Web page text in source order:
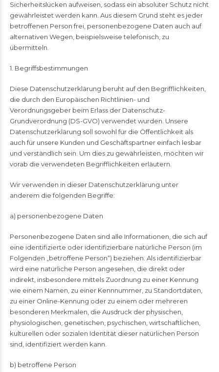
Sicherheitslücken aufweisen, sodass ein absoluter Schutz nicht
gewährleistet werden kann. Aus diesem Grund steht es jeder
betroffenen Person frei, personenbezogene Daten auch auf
alternativen Wegen, beispielsweise telefonisch, zu
übermitteln.
1. Begriffsbestimmungen
Diese Datenschutzerklärung beruht auf den Begrifflichkeiten,
die durch den Europäischen Richtlinien- und
Verordnungsgeber beim Erlass der Datenschutz-
Grundverordnung (DS-GVO) verwendet wurden. Unsere
Datenschutzerklärung soll sowohl für die Öffentlichkeit als
auch für unsere Kunden und Geschäftspartner einfach lesbar
und verständlich sein. Um dies zu gewährleisten, möchten wir
vorab die verwendeten Begrifflichkeiten erläutern.
Wir verwenden in dieser Datenschutzerklärung unter
anderem die folgenden Begriffe:
a) personenbezogene Daten
Personenbezogene Daten sind alle Informationen, die sich auf
eine identifizierte oder identifizierbare natürliche Person (im
Folgenden „betroffene Person“) beziehen. Als identifizierbar
wird eine natürliche Person angesehen, die direkt oder
indirekt, insbesondere mittels Zuordnung zu einer Kennung
wie einem Namen, zu einer Kennnummer, zu Standortdaten,
zu einer Online-Kennung oder zu einem oder mehreren
besonderen Merkmalen, die Ausdruck der physischen,
physiologischen, genetischen, psychischen, wirtschaftlichen,
kulturellen oder sozialen Identität dieser natürlichen Person
sind, identifiziert werden kann.
b) betroffene Person